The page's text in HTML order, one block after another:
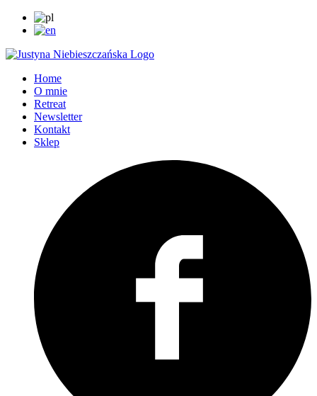
Home
O mnie
Retreat
Newsletter
Kontakt
Sklep